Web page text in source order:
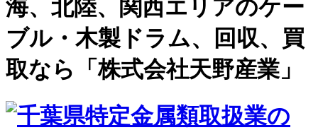
海、北陸、関西エリアのケー
ブル・木製ドラム、回収、買
取なら「株式会社天野産業」